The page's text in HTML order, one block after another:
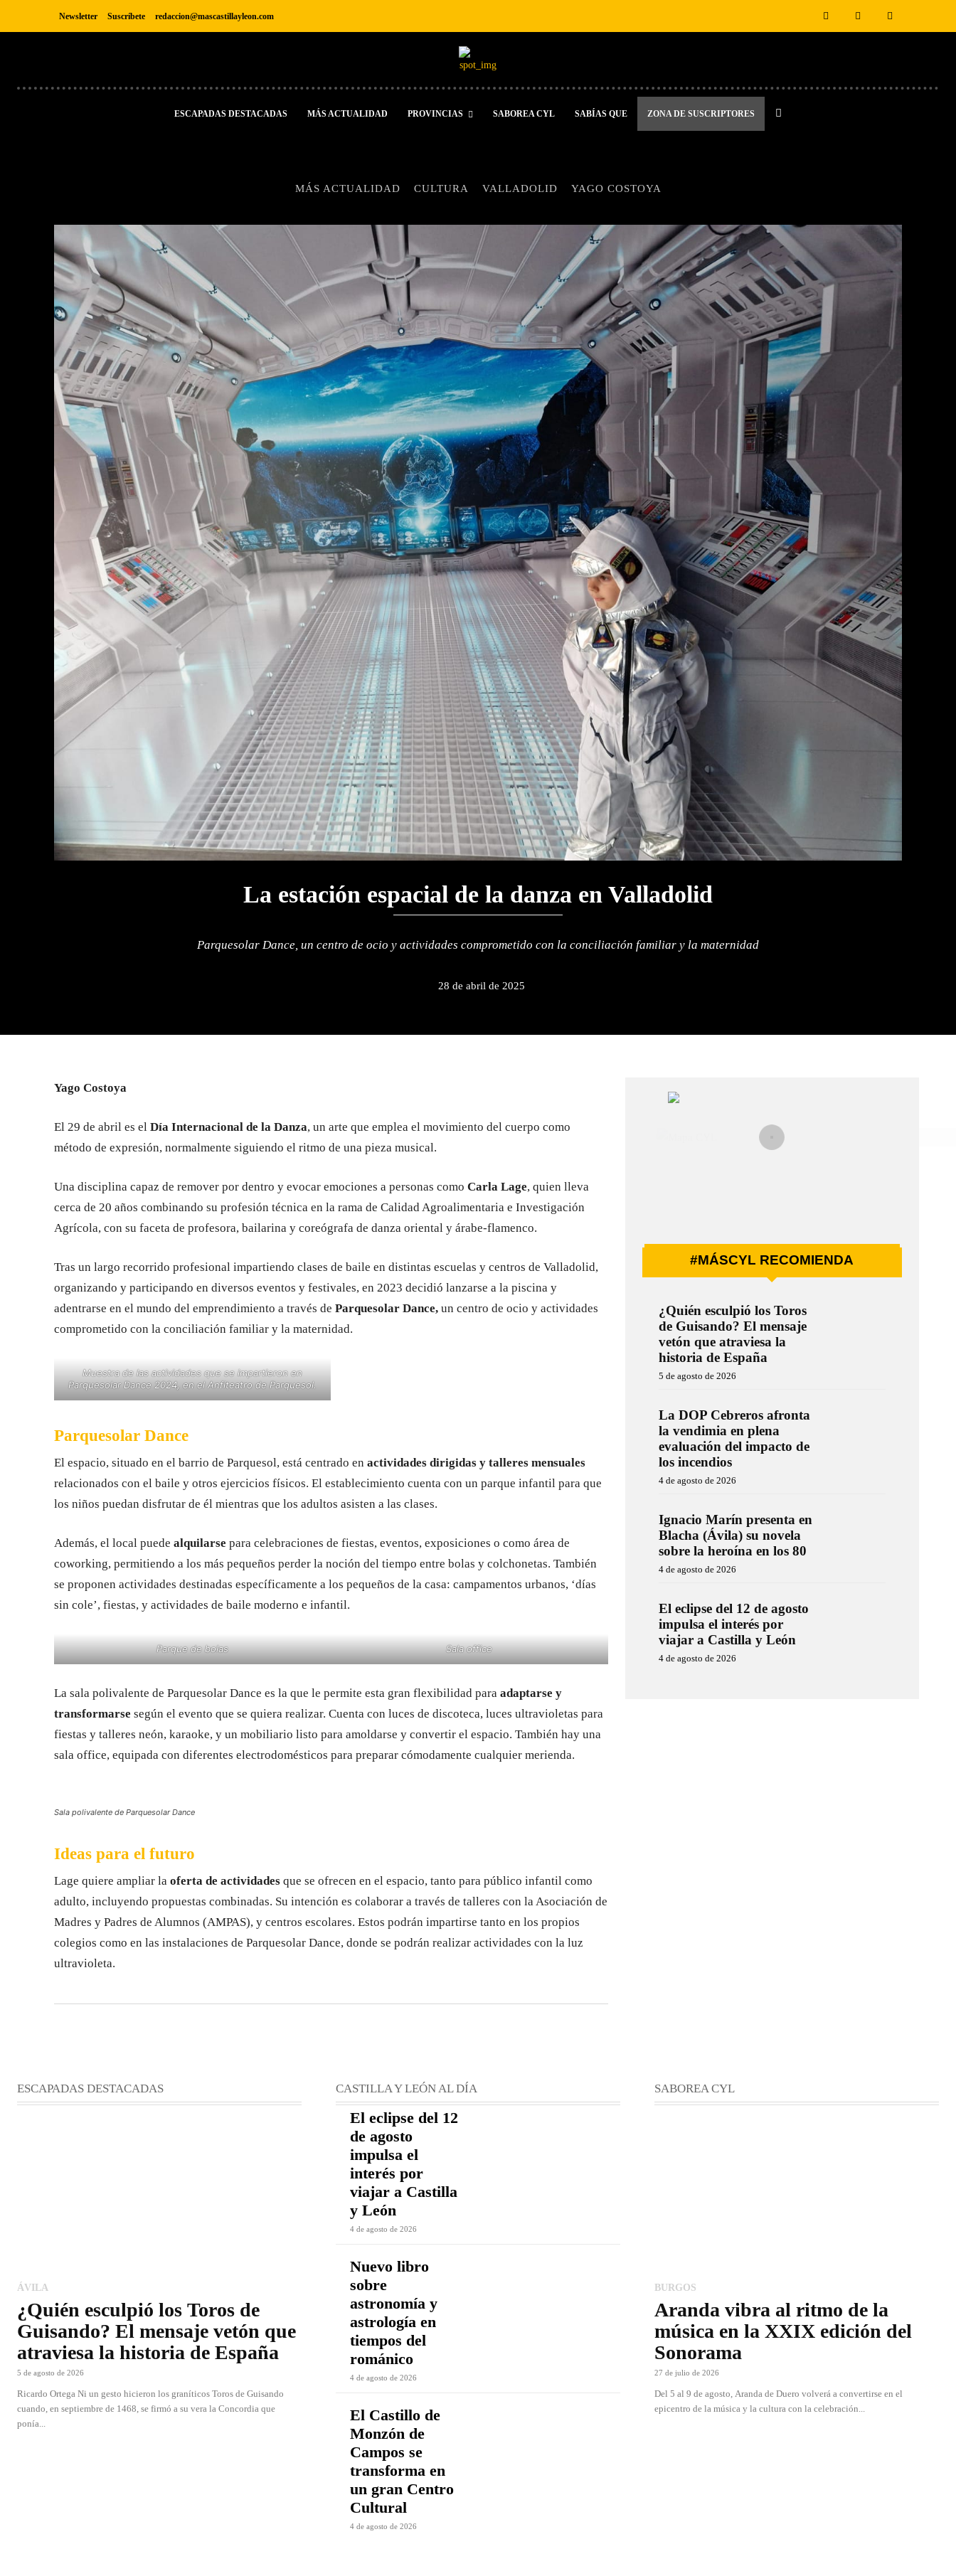
Newsletter Suscríbete redaccion@mascastillayleon.com
ESCAPADAS DESTACADAS MÁS ACTUALIDAD PROVINCIAS SABOREA CYL SABÍAS QUE ZONA DE SUSCRIPTORES
MÁS ACTUALIDAD CULTURA VALLADOLID YAGO COSTOYA
La estación espacial de la danza en Valladolid
Parquesolar Dance, un centro de ocio y actividades comprometido con la conciliación familiar y la maternidad
28 de abril de 2025
Yago Costoya
El 29 de abril es el Día Internacional de la Danza, un arte que emplea el movimiento del cuerpo como
método de expresión, normalmente siguiendo el ritmo de una pieza musical.
Una disciplina capaz de remover por dentro y evocar emociones a personas como Carla Lage, quien lleva
cerca de 20 años combinando su profesión técnica en la rama de Calidad Agroalimentaria e Investigación
Agrícola, con su faceta de profesora, bailarina y coreógrafa de danza oriental y árabe-flamenco.
Tras un largo recorrido profesional impartiendo clases de baile en distintas escuelas y centros de Valladolid,
organizando y participando en diversos eventos y festivales, en 2023 decidió lanzarse a la piscina y
adentrarse en el mundo del emprendimiento a través de Parquesolar Dance, un centro de ocio y actividades
comprometido con la conciliación familiar y la maternidad.
Muestra de las actividades que se impartieron en
Parquesolar Dance 2024, en el Anfiteatro de Parquesol.
Parquesolar Dance
El espacio, situado en el barrio de Parquesol, está centrado en actividades dirigidas y talleres mensuales
relacionados con el baile y otros ejercicios físicos. El establecimiento cuenta con un parque infantil para que
los niños puedan disfrutar de él mientras que los adultos asisten a las clases.
Además, el local puede alquilarse para celebraciones de fiestas, eventos, exposiciones o como área de
coworking, permitiendo a los más pequeños perder la noción del tiempo entre bolas y colchonetas. También
se proponen actividades destinadas específicamente a los pequeños de la casa: campamentos urbanos, ‘días
sin cole’, fiestas, y actividades de baile moderno e infantil.
Parque de bolas Sala office
La sala polivalente de Parquesolar Dance es la que le permite esta gran flexibilidad para adaptarse y
transformarse según el evento que se quiera realizar. Cuenta con luces de discoteca, luces ultravioletas para
fiestas y talleres neón, karaoke, y un mobiliario listo para amoldarse y convertir el espacio. También hay una
sala office, equipada con diferentes electrodomésticos para preparar cómodamente cualquier merienda.
Sala polivalente de Parquesolar Dance
Ideas para el futuro
Lage quiere ampliar la oferta de actividades que se ofrecen en el espacio, tanto para público infantil como
adulto, incluyendo propuestas combinadas. Su intención es colaborar a través de talleres con la Asociación de
Madres y Padres de Alumnos (AMPAS), y centros escolares. Estos podrán impartirse tanto en los propios
colegios como en las instalaciones de Parquesolar Dance, donde se podrán realizar actividades con la luz
ultravioleta.
#MÁSCYL RECOMIENDA
¿Quién esculpió los Toros
de Guisando? El mensaje
vetón que atraviesa la
historia de España
5 de agosto de 2026
La DOP Cebreros afronta
la vendimia en plena
evaluación del impacto de
los incendios
4 de agosto de 2026
Ignacio Marín presenta en
Blacha (Ávila) su novela
sobre la heroína en los 80
4 de agosto de 2026
El eclipse del 12 de agosto
impulsa el interés por
viajar a Castilla y León
4 de agosto de 2026
ESCAPADAS DESTACADAS
ÁVILA
¿Quién esculpió los Toros de
Guisando? El mensaje vetón que
atraviesa la historia de España
5 de agosto de 2026
Ricardo Ortega Ni un gesto hicieron los graníticos Toros de Guisando
cuando, en septiembre de 1468, se firmó a su vera la Concordia que
ponía...
CASTILLA Y LEÓN AL DÍA
El eclipse del 12
de agosto
impulsa el
interés por
viajar a Castilla
y León
4 de agosto de 2026
Nuevo libro
sobre
astronomía y
astrología en
tiempos del
románico
4 de agosto de 2026
El Castillo de
Monzón de
Campos se
transforma en
un gran Centro
Cultural
4 de agosto de 2026
SABOREA CYL
BURGOS
Aranda vibra al ritmo de la
música en la XXIX edición del
Sonorama
27 de julio de 2026
Del 5 al 9 de agosto, Aranda de Duero volverá a convertirse en el
epicentro de la música y la cultura con la celebración...